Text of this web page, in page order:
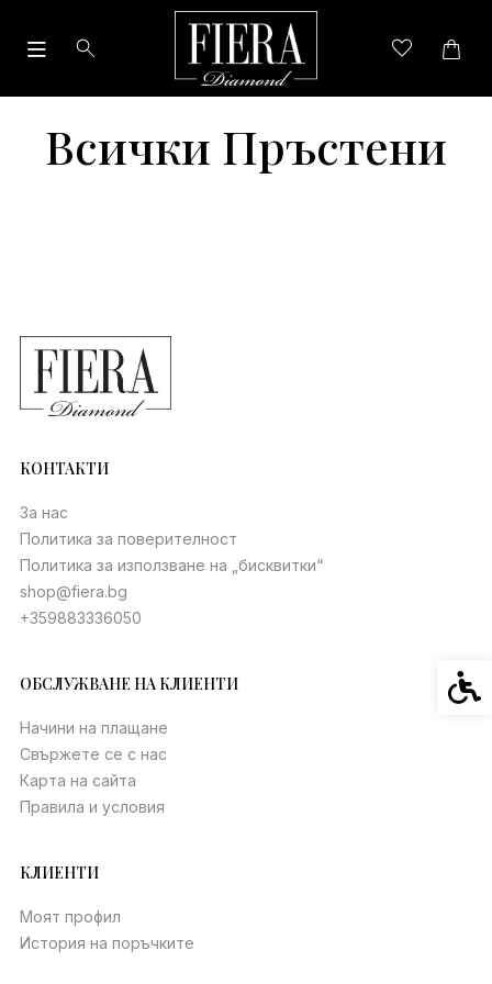
Всички Пръстени
КОНТАКТИ
За нас
Политика за поверителност
Политика за използване на „бисквитки“
shop@fiera.bg
+359883336050
ОБСЛУЖВАНЕ НА КЛИЕНТИ
Начини на плащане
Свържете се с нас
Карта на сайта
Правила и условия
КЛИЕНТИ
Моят профил
История на поръчките